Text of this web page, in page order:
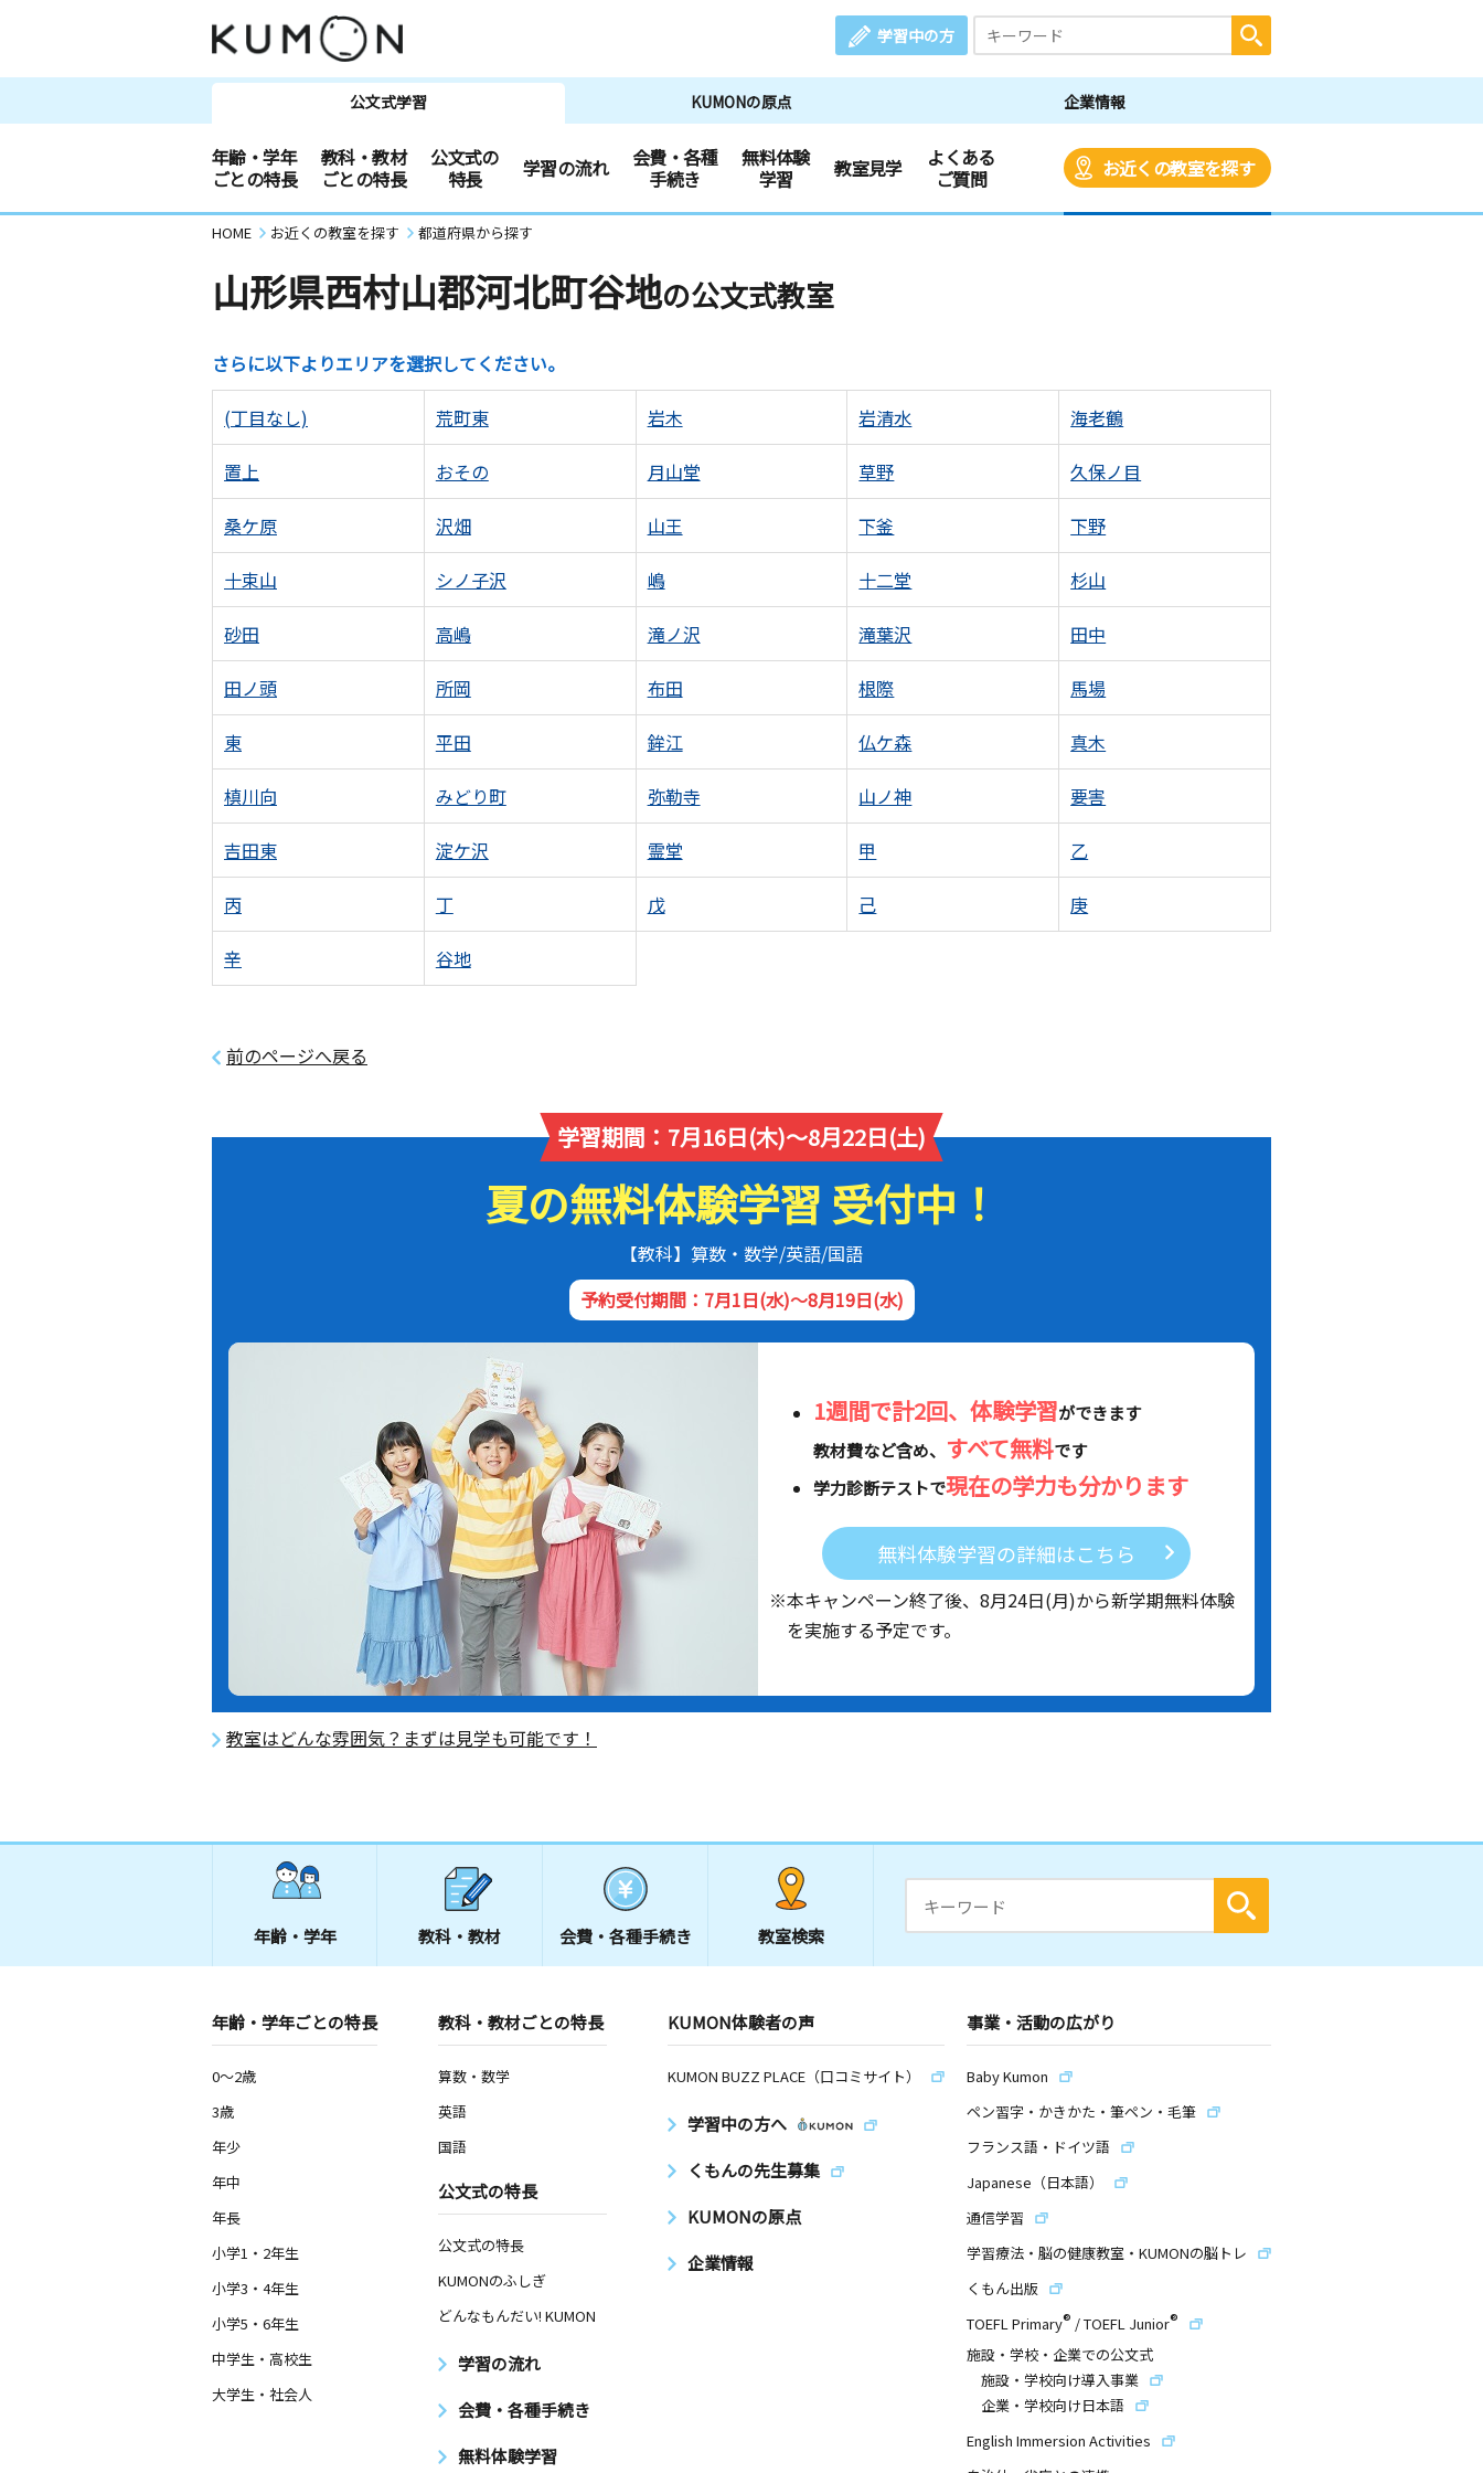
学習中の方
公文式学習 KUMONの原点 企業情報
年齢・学年
ごとの特長
教科・教材
ごとの特長
公文式の
特長
学習の流れ
会費・各種
手続き
無料体験
学習
教室見学
よくある
ご質問
お近くの教室を探す
HOME お近くの教室を探す 都道府県から探す
山形県西村山郡河北町谷地の公文式教室
さらに以下よりエリアを選択してください。
(丁目なし) 荒町東 岩木 岩清水 海老鶴
置上 おその 月山堂 草野 久保ノ目
桑ケ原 沢畑 山王 下釜 下野
十束山 シノ子沢 嶋 十二堂 杉山
砂田 高嶋 滝ノ沢 滝葉沢 田中
田ノ頭 所岡 布田 根際 馬場
東 平田 鉾江 仏ケ森 真木
槙川向 みどり町 弥勒寺 山ノ神 要害
吉田東 淀ケ沢 霊堂 甲 乙
丙 丁 戊 己 庚
辛 谷地
前のページへ戻る
学習期間：7月16日(木)～8月22日(土)
夏の無料体験学習 受付中！
【教科】算数・数学/英語/国語
予約受付期間：7月1日(水)～8月19日(水)
1週間で計2回、体験学習ができます
教材費など含め、 すべて無料です
学力診断テストで現在の学力も分かります
無料体験学習の詳細はこちら
※本キャンペーン終了後、 8月24日(月)から新学期無料体験
を実施する予定です。
教室はどんな雰囲気？まずは見学も可能です！
年齢・学年 教科・教材 会費・ 各種手続き 教室検索
年齢・学年ごとの特長
0～2歳
3歳
年少
年中
年長
小学1・2年生
小学3・4年生
小学5・6年生
中学生・高校生
大学生・社会人
教科・教材ごとの特長
算数・数学
英語
国語
公文式の特長
公文式の特長
KUMONのふしぎ
どんなもんだい! KUMON
学習の流れ
会費・各種手続き
無料体験学習
KUMON体験者の声
KUMON BUZZ PLACE（口コミサイト）
学習中の方へ
くもんの先生募集
KUMONの原点
企業情報
事業・活動の広がり
Baby Kumon
ペン習字・かきかた・筆ペン・毛筆
フランス語・ドイツ語
Japanese（日本語）
通信学習
学習療法・脳の健康教室・KUMONの脳トレ
くもん出版
TOEFL Primary® /TOEFL Junior®
施設・学校・企業での公文式
施設・学校向け導入事業
企業・学校向け日本語
English Immersion Activities